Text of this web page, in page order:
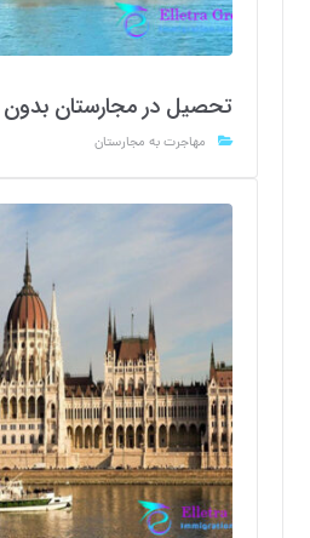
تحصیل در مجارستان بدون
مهاجرت به مجارستان